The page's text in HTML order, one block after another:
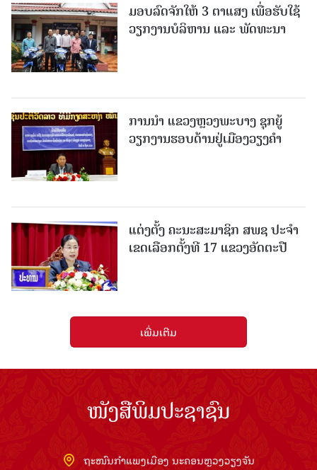
ມອບລົດຈັກໃຫ້ 3 ຕາແສງ ເພື່ອຮັບໃຊ້
ວຽກງານບໍລິຫານ ແລະ ພັດທະນາ
ການນຳ ແຂວງຫຼວງພະບາງ ຊຸກຍູ້
ວຽກງານຮອບດ້ານຢູ່ເມືອງວຽງຄໍາ
ແຕ່ງຕັ້ງ ຄະນະສະມາຊິກ ສພຊ ປະຈຳ
ເຂດເລືອກຕັ້ງທີ 17 ແຂວງອັດຕະປື
ເພີ່ມເຕີມ
ໜັງສືພິມປະຊາຊົນ
ຖະໜົນກຳແພງເມືອງ ນະຄອນຫຼວງວຽງຈັນ